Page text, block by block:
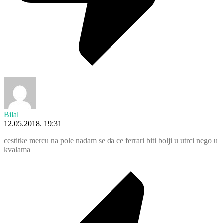
Bilal
12.05.2018. 19:31
cestitke mercu na pole nadam se da ce ferrari biti bolji u utrci nego u
kvalama